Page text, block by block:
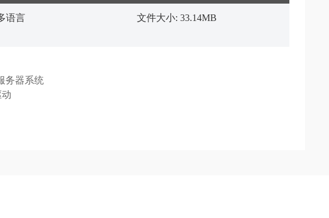
语言
文件大小: 33.14MB
务器系统